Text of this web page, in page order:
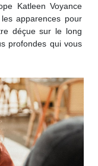
Katleen Voyance
apparences pour
déçue sur le long
profondes qui vous